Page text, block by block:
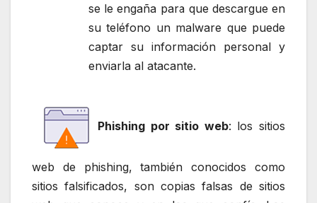
se le engaña para que descargue en
su teléfono un malware que puede
captar su información personal y
enviarla al atacante.
Phishing por sitio web: los sitios
web de phishing, también conocidos como
sitios falsificados, son copias falsas de sitios